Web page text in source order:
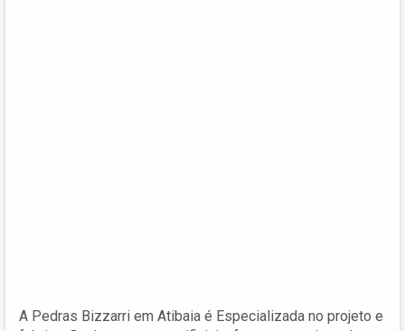
A Pedras Bizzarri em Atibaia é Especializada no projeto e